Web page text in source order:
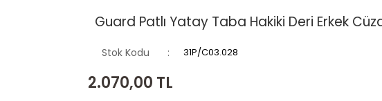
Guard Patlı Yatay Taba Hakiki Deri Erkek
Stok Kodu 31P/C03.028
2.070,00 TL